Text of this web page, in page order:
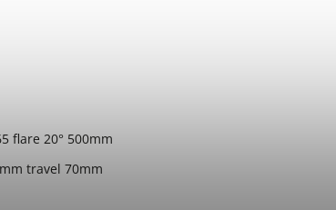
flare 20° 500mm
travel 70mm